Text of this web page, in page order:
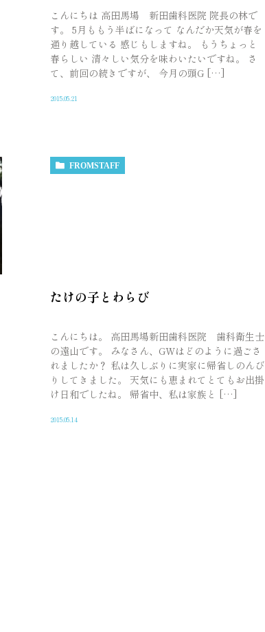
こんにちは 高田馬場 新田歯科医院 院長の林で
す。 5月ももう半ばになって なんだか天気が春を
通り越している 感じもしますね。 もうちょっと
春らしい 清々しい気分を味わいたいですね。 さ
て、前回の続きですが、 今月の頭G […]
2015.05.21
FROMSTAFF
たけの子とわらび
こんにちは。 高田馬場新田歯科医院 歯科衛生士
の遠山です。 みなさん、GWはどのように過ごさ
れましたか？ 私は久しぶりに実家に帰省しのんび
りしてきました。 天気にも恵まれてとてもお出掛
け日和でしたね。 帰省中、私は家族と […]
2015.05.14